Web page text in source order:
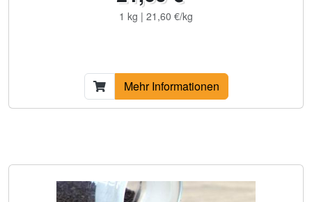
1 kg | 21,60 €/kg
Mehr Informationen